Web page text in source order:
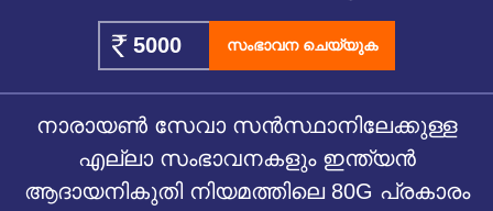
സംഭാവന ചെയ്യുക
നാരായൺ സേവാ സൻസ്ഥാനിലേക്കുള്ള
എല്ലാ സംഭാവനകളും ഇന്ത്യൻ
ആദായനികുതി നിയമത്തിലെ 80G പ്രകാരം